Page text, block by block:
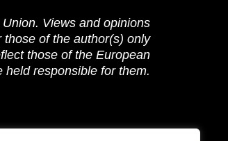
Views and opinions
of the author(s) only
those of the European
held responsible for them.